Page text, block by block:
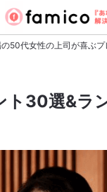
50代女性の上司が喜ぶ
ト30選&ラ